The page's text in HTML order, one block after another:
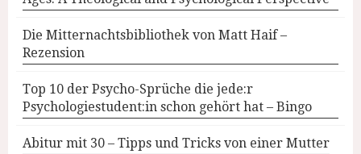
Die Mitternachtsbibliothek von Matt Haif –
Rezension
Top 10 der Psycho-Sprüche die jede:r
Psychologiestudent:in schon gehört hat – Bingo
Abitur mit 30 – Tipps und Tricks von einer Mutter